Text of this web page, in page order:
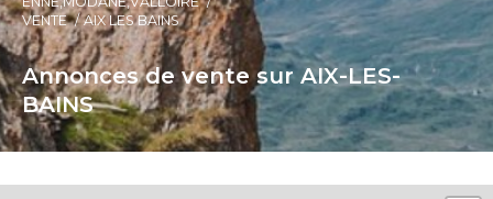
VENTE
AIX LES BAINS
Annonces de vente sur AIX-LES-
BAINS